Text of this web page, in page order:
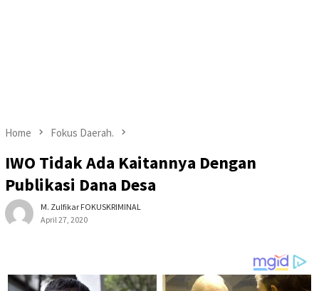
Home Fokus Daerah.
IWO Tidak Ada Kaitannya Dengan
Publikasi Dana Desa
M. Zulfikar FOKUSKRIMINAL
April 27, 2020